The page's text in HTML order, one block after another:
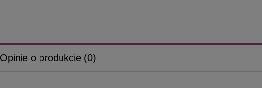
Opinie o produkcie (0)